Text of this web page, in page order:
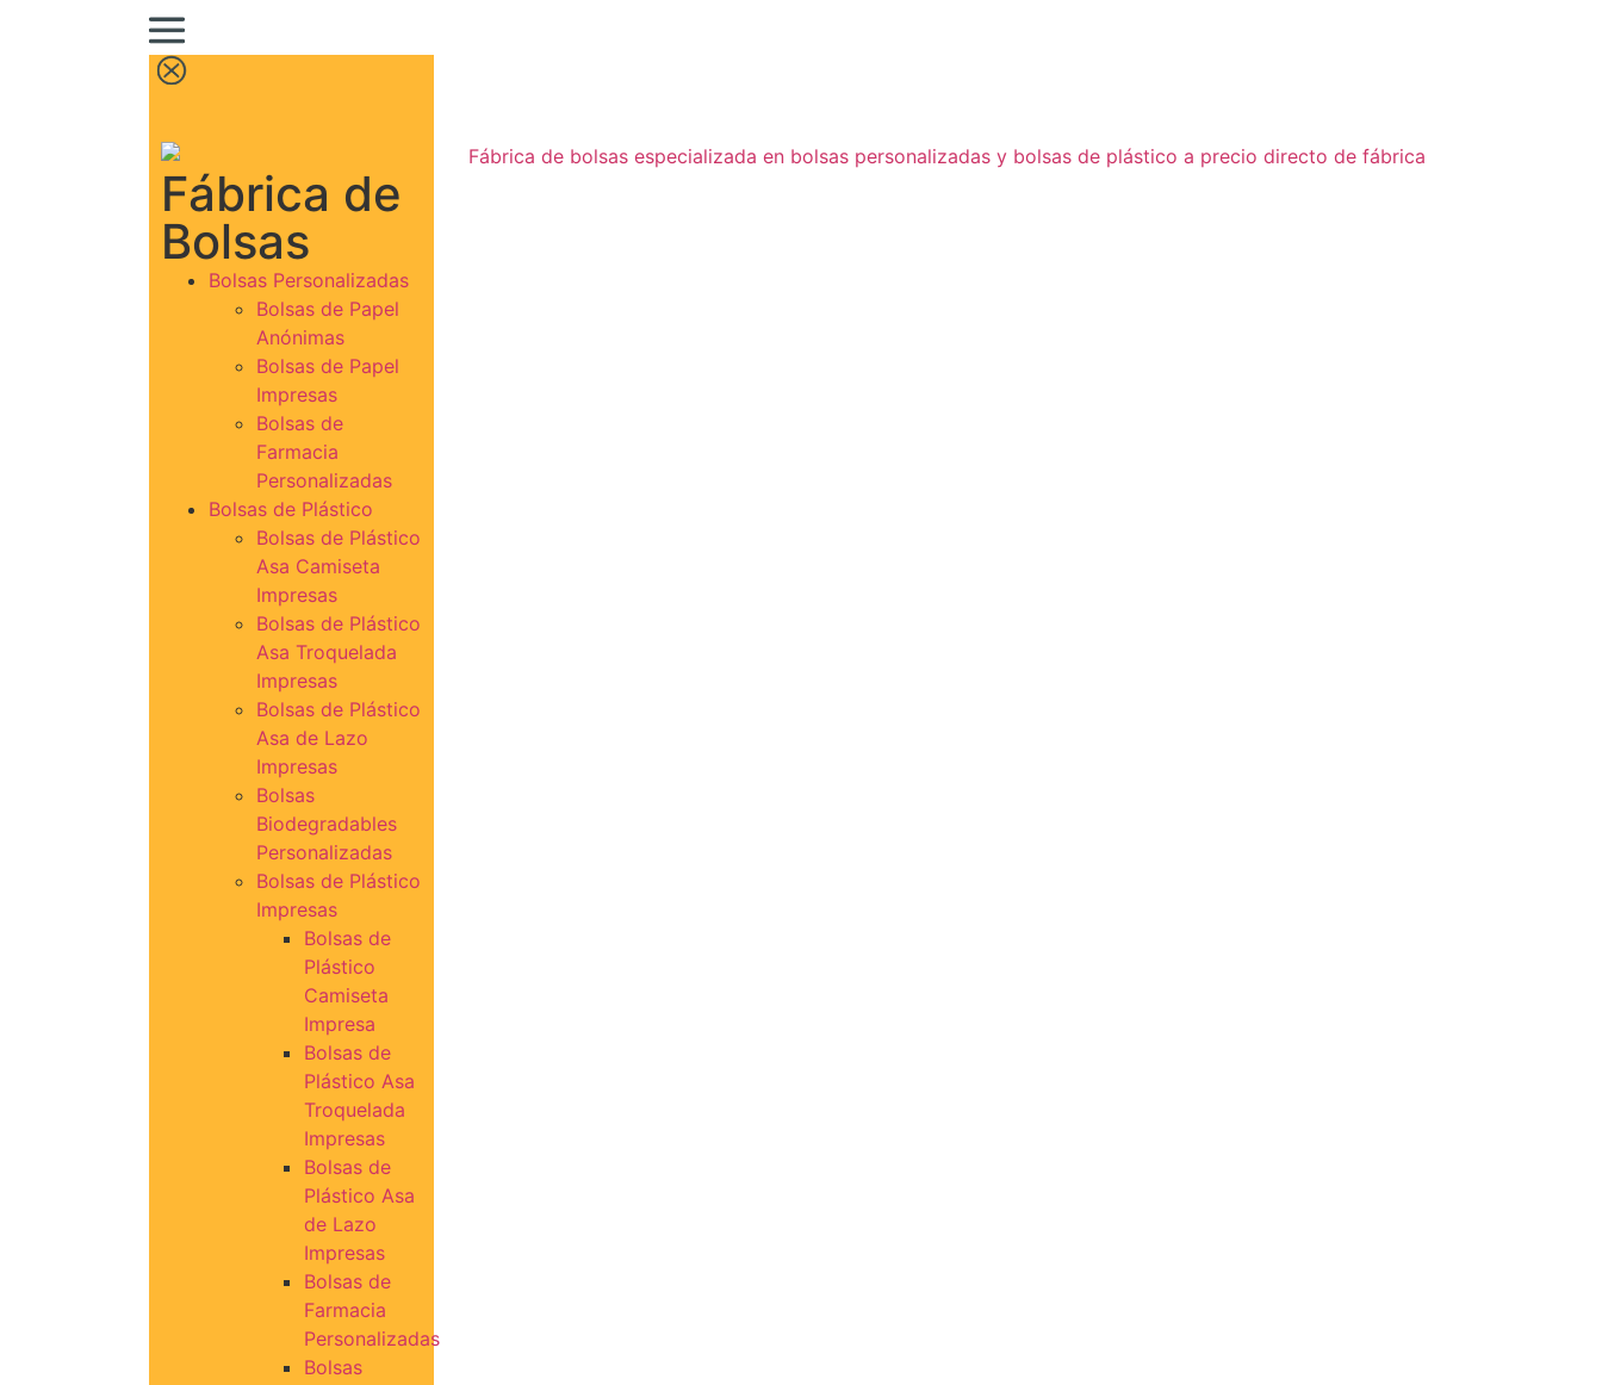
Fábrica de
Bolsas
Bolsas Personalizadas
Bolsas de Papel
Anónimas
Bolsas de Papel
Impresas
Bolsas de
Farmacia
Personalizadas
Bolsas de Plástico
Bolsas de Plástico
Asa Camiseta
Impresas
Bolsas de Plástico
Asa Troquelada
Impresas
Bolsas de Plástico
Asa de Lazo
Impresas
Bolsas
Biodegradables
Personalizadas
Bolsas de Plástico
Impresas
Bolsas de
Plástico
Camiseta
Impresa
Bolsas de
Plástico Asa
Troquelada
Impresas
Bolsas de
Plástico Asa
de Lazo
Impresas
Bolsas de
Farmacia
Personalizadas
Bolsas